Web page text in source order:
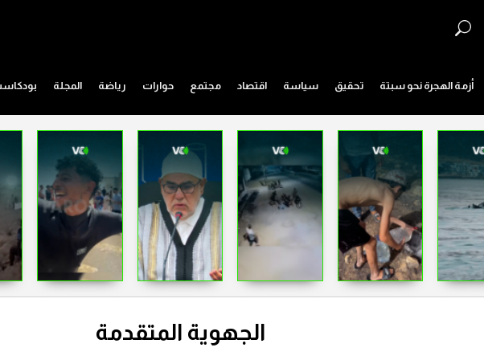
أزمة الهجرة نحو سبتة تحقيق سياسة اقتصاد مجتمع حوارات رياضة المجلة
الجهوية المتقدمة